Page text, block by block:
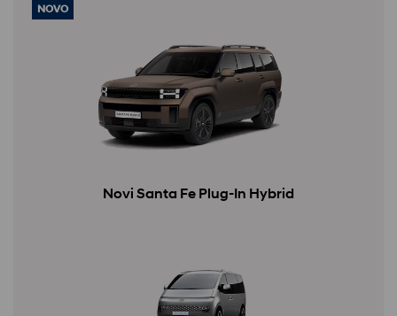
NOVO
Novi Santa Fe Plug-In Hybrid